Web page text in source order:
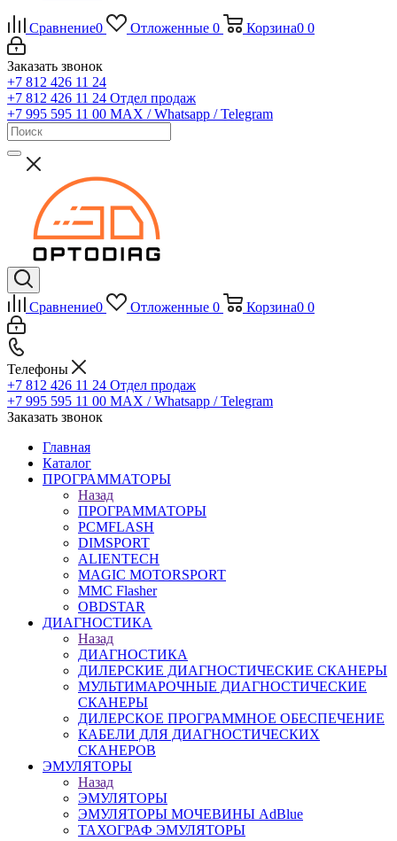
Сравнение0 Отложенные 0 Корзина0 0
Заказать звонок
+7 812 426 11 24
+7 812 426 11 24 Отдел продаж
+7 995 595 11 00 MAX / Whatsapp / Telegram
Сравнение0 Отложенные 0 Корзина0 0
Телефоны
+7 812 426 11 24 Отдел продаж
+7 995 595 11 00 MAX / Whatsapp / Telegram
Заказать звонок
Главная
Каталог
ПРОГРАММАТОРЫ
Назад
ПРОГРАММАТОРЫ
PCMFLASH
DIMSPORT
ALIENTECH
MAGIC MOTORSPORT
MMC Flasher
OBDSTAR
ДИАГНОСТИКА
Назад
ДИАГНОСТИКА
ДИЛЕРСКИЕ ДИАГНОСТИЧЕСКИЕ СКАНЕРЫ
МУЛЬТИМАРОЧНЫЕ ДИАГНОСТИЧЕСКИЕ
СКАНЕРЫ
ДИЛЕРСКОЕ ПРОГРАММНОЕ ОБЕСПЕЧЕНИЕ
КАБЕЛИ ДЛЯ ДИАГНОСТИЧЕСКИХ
СКАНЕРОВ
ЭМУЛЯТОРЫ
Назад
ЭМУЛЯТОРЫ
ЭМУЛЯТОРЫ МОЧЕВИНЫ АdBlue
ТАХОГРАФ ЭМУЛЯТОРЫ